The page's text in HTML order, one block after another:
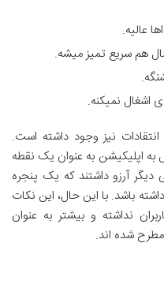
عالیه.
هم سریع تمیز میشه.
اشغال نمیکنه.
نیز وجود داشته است.
به اپلیکیشن به عنوان یک نقطه
آرزو داشتند که یک پنجره
باشد. با این حال، این نکات
نداشته و بیشتر به عنوان
شده اند.